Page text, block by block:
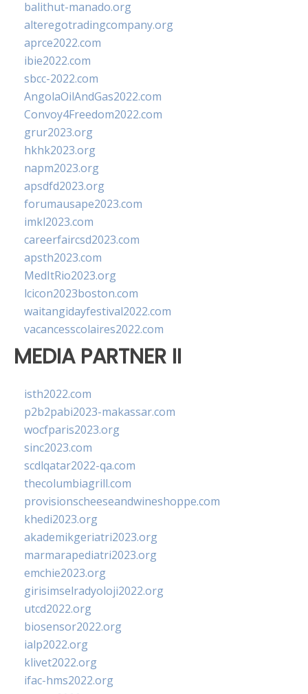
balithut-manado.org
alteregotradingcompany.org
aprce2022.com
ibie2022.com
sbcc-2022.com
AngolaOilAndGas2022.com
Convoy4Freedom2022.com
grur2023.org
hkhk2023.org
napm2023.org
apsdfd2023.org
forumausape2023.com
imkl2023.com
careerfaircsd2023.com
apsth2023.com
MedItRio2023.org
lcicon2023boston.com
waitangidayfestival2022.com
vacancesscolaires2022.com
MEDIA PARTNER II
isth2022.com
p2b2pabi2023-makassar.com
wocfparis2023.org
sinc2023.com
scdlqatar2022-qa.com
thecolumbiagrill.com
provisionscheeseandwineshoppe.com
khedi2023.org
akademikgeriatri2023.org
marmarapediatri2023.org
emchie2023.org
girisimselradyoloji2022.org
utcd2022.org
biosensor2022.org
ialp2022.org
klivet2022.org
ifac-hms2022.org